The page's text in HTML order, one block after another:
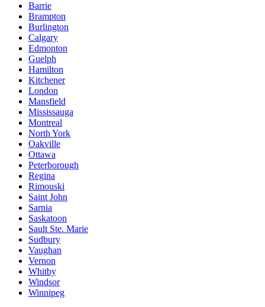
Barrie
Brampton
Burlington
Calgary
Edmonton
Guelph
Hamilton
Kitchener
London
Mansfield
Mississauga
Montreal
North York
Oakville
Ottawa
Peterborough
Regina
Rimouski
Saint John
Sarnia
Saskatoon
Sault Ste. Marie
Sudbury
Vaughan
Vernon
Whitby
Windsor
Winnipeg